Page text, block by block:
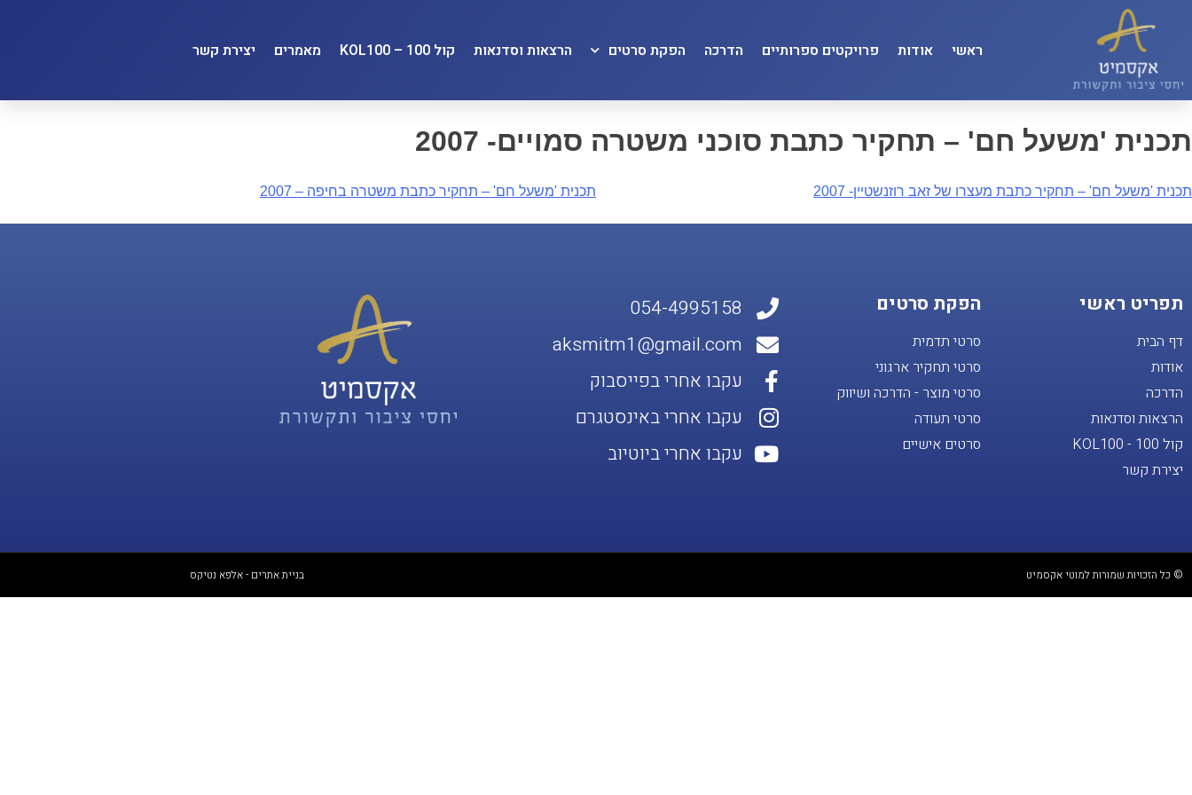
ראשי אודות פרויקטים ספרותיים הדרכה הפקת סרטים הרצאות וסדנאות קול 100 – KOL100 מאמרים יצירת קשר
תכנית 'משעל חם' – תחקיר כתבת סוכני משטרה סמויים- 2007
תכנית 'משעל חם' – תחקיר כתבת משטרה בחיפה – 2007 תכנית 'משעל חם' – תחקיר כתבת מעצרו של זאב רוזנשטיין- 2007
תפריט ראשי
דף הבית
אודות
הדרכה
הרצאות וסדנאות
קול 100 - KOL100
יצירת קשר
הפקת סרטים
סרטי תדמית
סרטי תחקיר ארגוני
סרטי מוצר - הדרכה ושיווק
סרטי תעודה
סרטים אישיים
054-4995158
aksmitm1@gmail.com
עקבו אחרי בפייסבוק
עקבו אחרי באינסטגרם
עקבו אחרי ביוטיוב
© כל הזכויות שמורות למוטי אקסמיט בניית אתרים - אלפא נטיקס